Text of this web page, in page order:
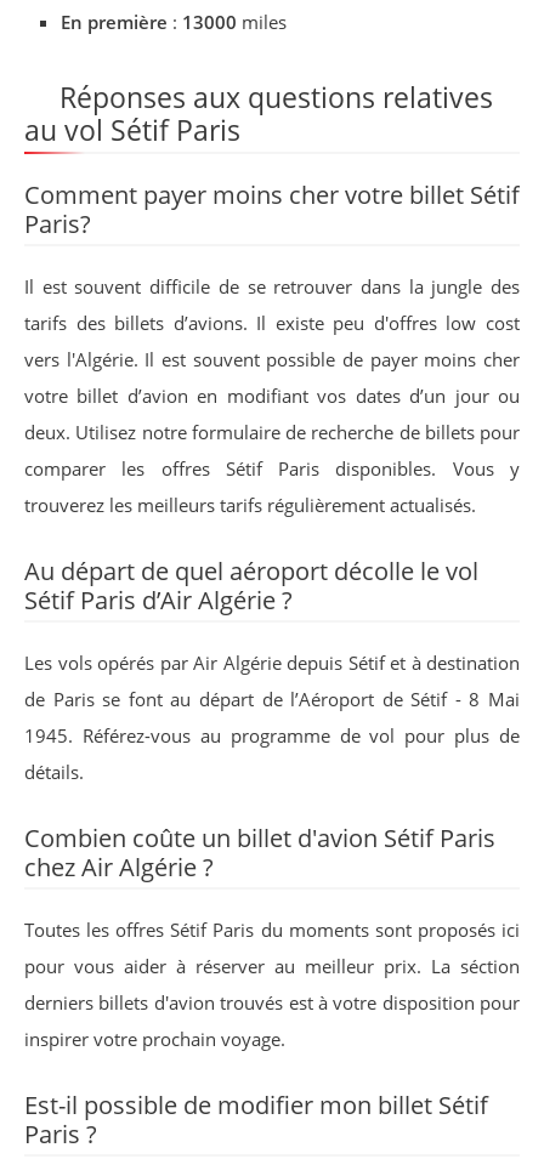
En première : 13000 miles
Réponses aux questions relatives
au vol Sétif Paris
Comment payer moins cher votre billet Sétif
Paris?
Il est souvent difficile de se retrouver dans la jungle des
tarifs des billets d’avions. Il existe peu d'offres low cost
vers l'Algérie. Il est souvent possible de payer moins cher
votre billet d’avion en modifiant vos dates d’un jour ou
deux. Utilisez notre formulaire de recherche de billets pour
comparer les offres Sétif Paris disponibles. Vous y
trouverez les meilleurs tarifs régulièrement actualisés.
Au départ de quel aéroport décolle le vol
Sétif Paris d’Air Algérie ?
Les vols opérés par Air Algérie depuis Sétif et à destination
de Paris se font au départ de l’Aéroport de Sétif - 8 Mai
1945. Référez-vous au programme de vol pour plus de
détails.
Combien coûte un billet d'avion Sétif Paris
chez Air Algérie ?
Toutes les offres Sétif Paris du moments sont proposés ici
pour vous aider à réserver au meilleur prix. La séction
derniers billets d'avion trouvés est à votre disposition pour
inspirer votre prochain voyage.
Est-il possible de modifier mon billet Sétif
Paris ?